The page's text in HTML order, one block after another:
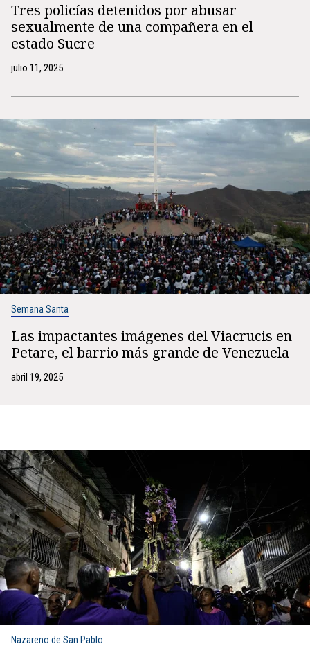
Tres policías detenidos por abusar
sexualmente de una compañera en el
estado Sucre
julio 11, 2025
Semana Santa
Las impactantes imágenes del Viacrucis en
Petare, el barrio más grande de Venezuela
abril 19, 2025
Nazareno de San Pablo